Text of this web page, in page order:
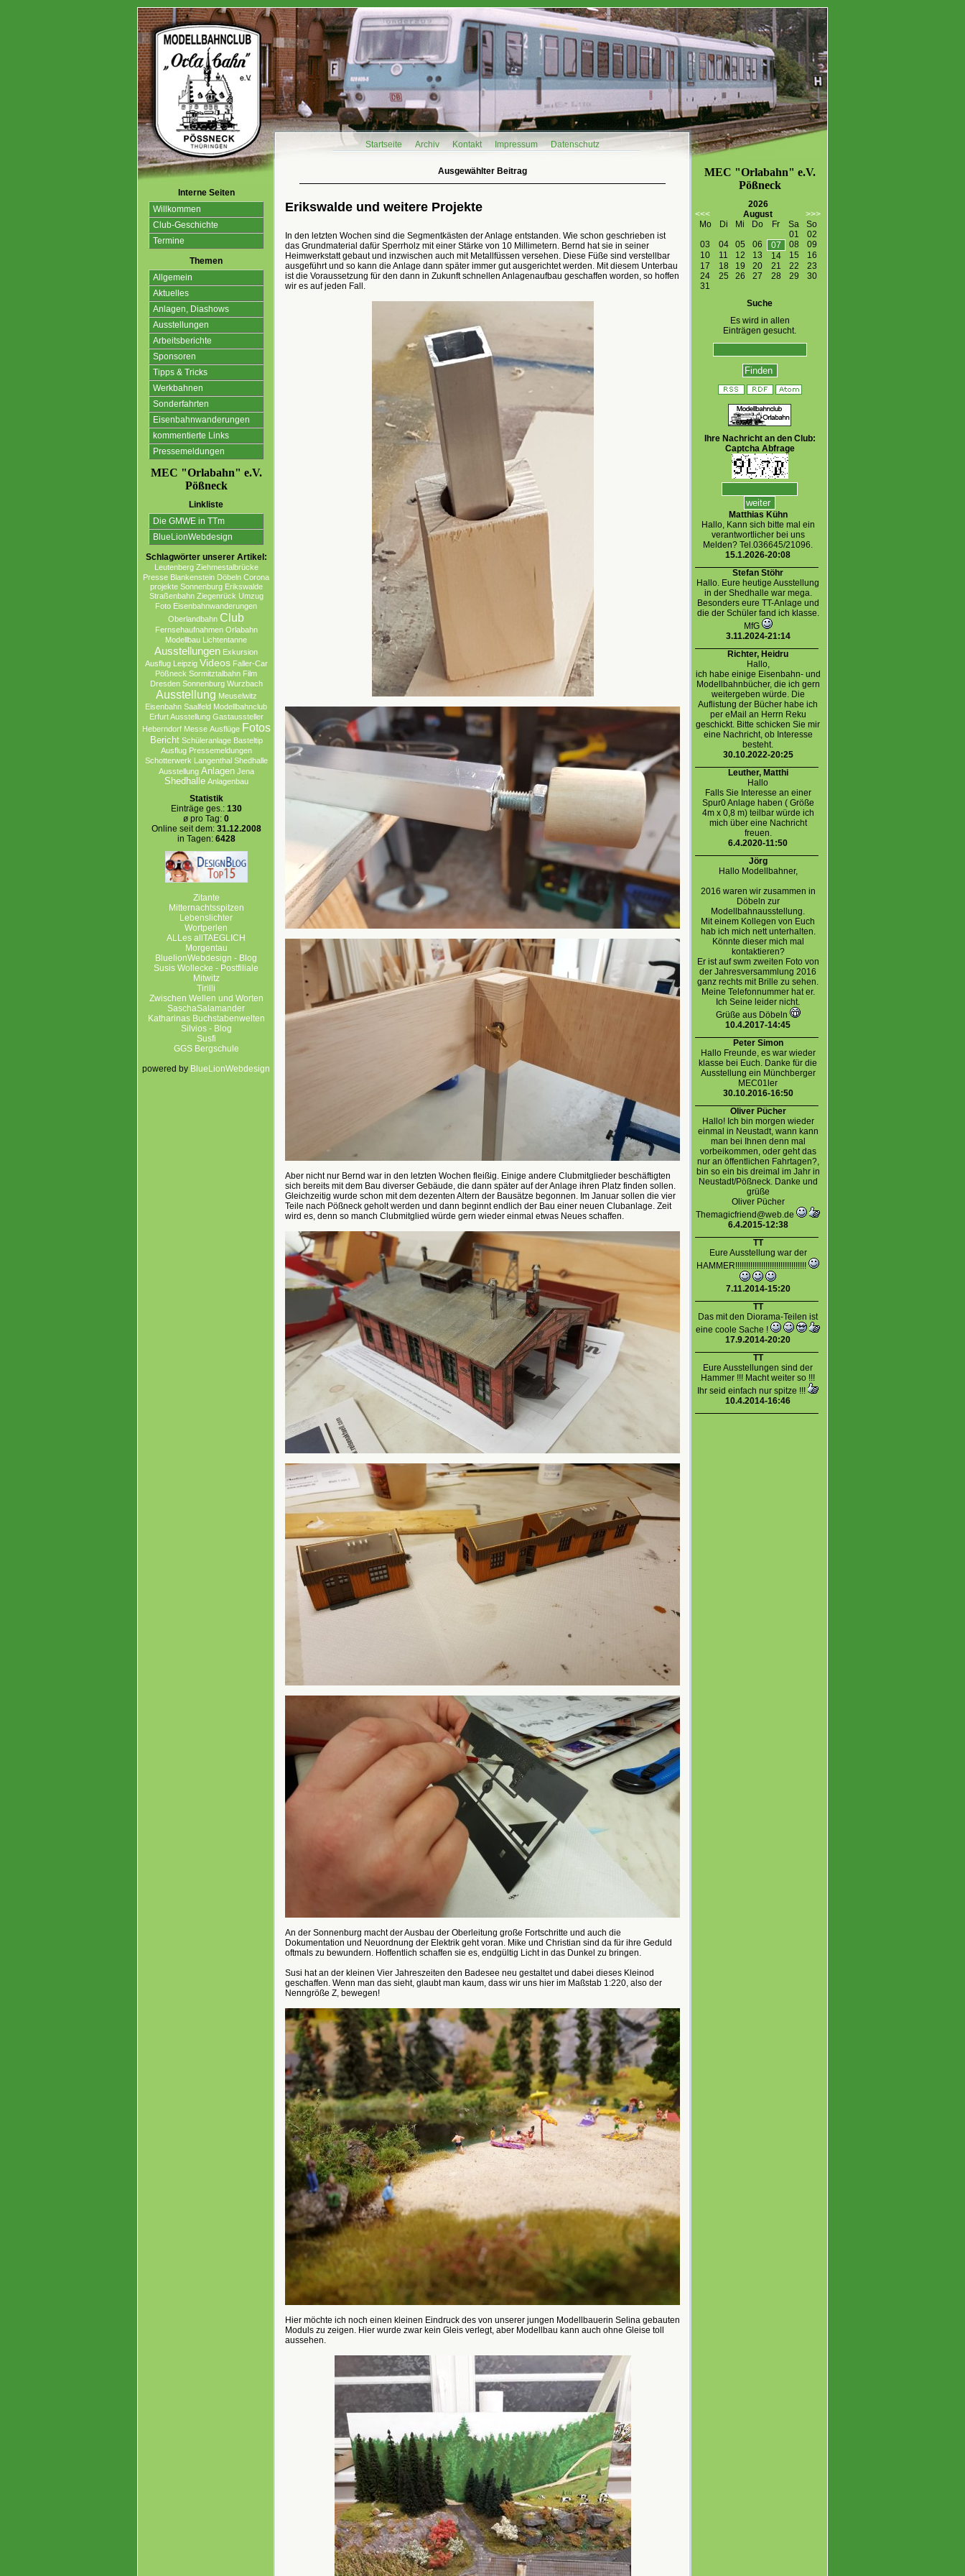
Startseite Archiv Kontakt Impressum Datenschutz
Interne Seiten
Willkommen
Club-Geschichte
Termine
Themen
Allgemein
Aktuelles
Anlagen, Diashows
Ausstellungen
Arbeitsberichte
Sponsoren
Tipps & Tricks
Werkbahnen
Sonderfahrten
Eisenbahnwanderungen
kommentierte Links
Pressemeldungen
MEC "Orlabahn" e.V.
Pößneck
Linkliste
Die GMWE in TTm
BlueLionWebdesign
Schlagwörter unserer Artikel:
Leutenberg Ziehmestalbrücke
Presse Blankenstein Döbeln Corona
projekte Sonnenburg Erikswalde
Straßenbahn Ziegenrück Umzug
Foto Eisenbahnwanderungen
Oberlandbahn Club
Fernsehaufnahmen Orlabahn
Modellbau Lichtentanne
Ausstellungen Exkursion
Ausflug Leipzig Videos Faller-Car
Pößneck Sormitztalbahn Film
Dresden Sonnenburg Wurzbach
Ausstellung Meuselwitz
Eisenbahn Saalfeld Modellbahnclub
Erfurt Ausstellung Gastaussteller
Heberndorf Messe Ausflüge Fotos
Bericht Schüleranlage Basteltip
Ausflug Pressemeldungen
Schotterwerk Langenthal Shedhalle
Ausstellung Anlagen Jena
Shedhalle Anlagenbau
Statistik
Einträge ges.: 130
ø pro Tag: 0
Online seit dem: 31.12.2008
in Tagen: 6428
Zitante
Mitternachtsspitzen
Lebenslichter
Wortperlen
ALLes allTAEGLICH
Morgentau
BluelionWebdesign - Blog
Susis Wollecke - Postfiliale
Mitwitz
Tirilli
Zwischen Wellen und Worten
SaschaSalamander
Katharinas Buchstabenwelten
Silvios - Blog
Susfi
GGS Bergschule
powered by BlueLionWebdesign
Ausgewählter Beitrag
Erikswalde und weitere Projekte
In den letzten Wochen sind die Segmentkästen der Anlage entstanden. Wie schon geschrieben ist
das Grundmaterial dafür Sperrholz mit einer Stärke von 10 Millimetern. Bernd hat sie in seiner
Heimwerkstatt gebaut und inzwischen auch mit Metallfüssen versehen. Diese Füße sind verstellbar
ausgeführt und so kann die Anlage dann später immer gut ausgerichtet werden. Mit diesem Unterbau
ist die Voraussetzung für den dann in Zukunft schnellen Anlagenaufbau geschaffen worden, so hoffen
wir es auf jeden Fall.
Aber nicht nur Bernd war in den letzten Wochen fleißig. Einige andere Clubmitglieder beschäftigten
sich bereits mit dem Bau diverser Gebäude, die dann später auf der Anlage ihren Platz finden sollen.
Gleichzeitig wurde schon mit dem dezenten Altern der Bausätze begonnen. Im Januar sollen die vier
Teile nach Pößneck geholt werden und dann beginnt endlich der Bau einer neuen Clubanlage. Zeit
wird es, denn so manch Clubmitglied würde gern wieder einmal etwas Neues schaffen.
An der Sonnenburg macht der Ausbau der Oberleitung große Fortschritte und auch die
Dokumentation und Neuordnung der Elektrik geht voran. Mike und Christian sind da für ihre Geduld
oftmals zu bewundern. Hoffentlich schaffen sie es, endgültig Licht in das Dunkel zu bringen.
Susi hat an der kleinen Vier Jahreszeiten den Badesee neu gestaltet und dabei dieses Kleinod
geschaffen. Wenn man das sieht, glaubt man kaum, dass wir uns hier im Maßstab 1:220, also der
Nenngröße Z, bewegen!
Hier möchte ich noch einen kleinen Eindruck des von unserer jungen Modellbauerin Selina gebauten
Moduls zu zeigen. Hier wurde zwar kein Gleis verlegt, aber Modellbau kann auch ohne Gleise toll
aussehen.
MEC "Orlabahn" e.V.
Pößneck
2026
<<<
August
>>>
Mo
Di Mi Do Fr Sa
So
01
02
03
04 05 06 07 08
09
10
11 12 13 14 15
16
17
18 19 20 21 22
23
24
25 26 27 28 29
30
31
Suche
Es wird in allen
Einträgen gesucht.
Ihre Nachricht an den Club:
Captcha Abfrage
Matthias Kühn
Hallo, Kann sich bitte mal ein
verantwortlicher bei uns
Melden? Tel.036645/21096.
15.1.2026-20:08
Stefan Stöhr
Hallo. Eure heutige Ausstellung
in der Shedhalle war mega.
Besonders eure TT-Anlage und
die der Schüler fand ich klasse.
MfG
3.11.2024-21:14
Richter, Heidru
Hallo,
ich habe einige Eisenbahn- und
Modellbahnbücher, die ich gern
weitergeben würde. Die
Auflistung der Bücher habe ich
per eMail an Herrn Reku
geschickt. Bitte schicken Sie mir
eine Nachricht, ob Interesse
besteht.
30.10.2022-20:25
Leuther, Matthi
Hallo
Falls Sie Interesse an einer
Spur0 Anlage haben ( Größe
4m x 0,8 m) teilbar würde ich
mich über eine Nachricht
freuen.
6.4.2020-11:50
Jörg
Hallo Modellbahner,
2016 waren wir zusammen in
Döbeln zur
Modellbahnausstellung.
Mit einem Kollegen von Euch
hab ich mich nett unterhalten.
Könnte dieser mich mal
kontaktieren?
Er ist auf swm zweiten Foto von
der Jahresversammlung 2016
ganz rechts mit Brille zu sehen.
Meine Telefonnummer hat er.
Ich Seine leider nicht.
Grüße aus Döbeln
10.4.2017-14:45
Peter Simon
Hallo Freunde, es war wieder
klasse bei Euch. Danke für die
Ausstellung ein Münchberger
MEC01ler
30.10.2016-16:50
Oliver Pücher
Hallo! Ich bin morgen wieder
einmal in Neustadt, wann kann
man bei Ihnen denn mal
vorbeikommen, oder geht das
nur an öffentlichen Fahrtagen?,
bin so ein bis dreimal im Jahr in
Neustadt/Pößneck. Danke und
grüße
Oliver Pücher
Themagicfriend@web.de
6.4.2015-12:38
TT
Eure Ausstellung war der
HAMMER!!!!!!!!!!!!!!!!!!!!!!!!!!!!!!!!!
7.11.2014-15:20
TT
Das mit den Diorama-Teilen ist
eine coole Sache !
17.9.2014-20:20
TT
Eure Ausstellungen sind der
Hammer !!! Macht weiter so !!!
Ihr seid einfach nur spitze !!!
10.4.2014-16:46